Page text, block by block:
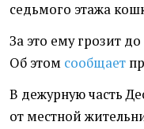
седьмого этажа
За это ему грозит
Об этом сообщает
В дежурную часть
от местной